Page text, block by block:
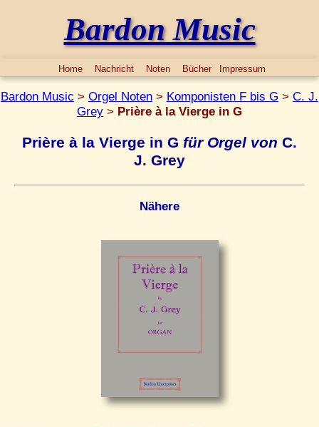
Bardon Music
Home Nachricht Noten Bücher Impressum
Bardon Music > Orgel Noten > Komponisten F bis G > C. J.
Grey > Prière à la Vierge in G
Prière à la Vierge in G für Orgel von C.
J. Grey
Nähere